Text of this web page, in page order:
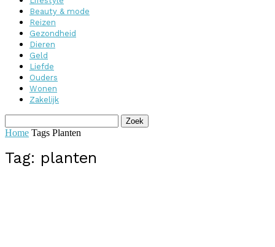
Beauty & mode
Reizen
Gezondheid
Dieren
Geld
Liefde
Ouders
Wonen
Zakelijk
Home Tags Planten
Tag: planten